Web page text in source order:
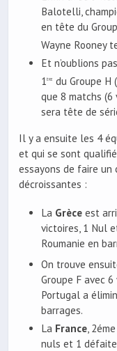
Balotelli,
en tête du
Wayne Rooney
Et n’oublions
1ère du Groupe H
que 8 matchs
sera tête de
Il y a ensuite les 4
et qui se sont
essayons de faire un
décroissantes :
La Grèceest
victoires, 1 Nul
Roumanie en
On trouve
Groupe F avec
Portugal a
barrages.
La France,
nuls et 1